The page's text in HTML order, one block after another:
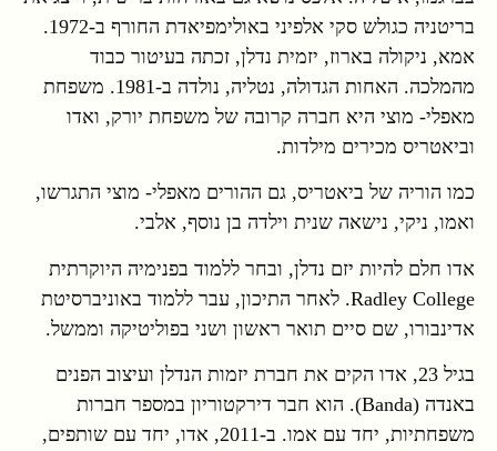
בריטניה כגולש סקי אלפיני באולימפיאדת החורף ב-1972.
אמא, ניקולה בארוז, יזמית נדלן, זכתה בעיטור כבוד
מהמלכה. האחות הגדולה, נטליה, נולדה ב-1981. משפחת
מאפלי- מוצי היא חברה קרובה של משפחת יורק, ואדו
וביאטריס מכירים מילדות.
כמו הוריה של ביאטריס, גם ההורים מאפלי- מוצי התגרשו,
ואמו, ניקי, נישאה שנית וילדה בן נוסף, אלבי.
אדו חלם להיות יזם נדלן, ובחר ללמוד בפנימיה היוקרתית
Radley College. לאחר התיכון, עבר ללמוד באוניברסיטת
אדינבורו, שם סיים תואר ראשון ושני בפוליטיקה וממשל.
בגיל 23, אדו הקים את חברת יזמות הנדלן ועיצוב הפנים
באנדה (Banda). הוא חבר דירקטוריון במספר חברות
משפחתיות, יחד עם אמו. ב-2011, אדו, יחד עם שותפים,